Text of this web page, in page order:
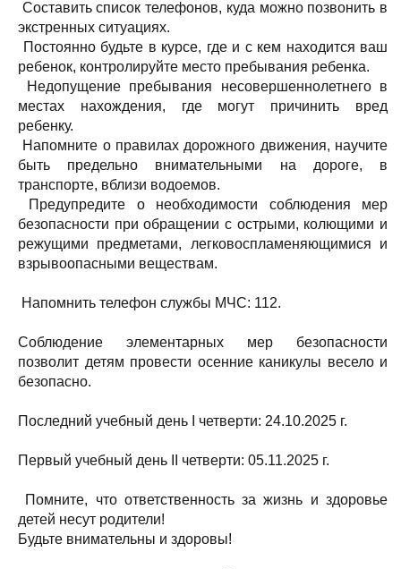
Составить список телефонов, куда можно позвонить в
экстренных ситуациях.
Постоянно будьте в курсе, где и с кем находится ваш
ребенок, контролируйте место пребывания ребенка.
Недопущение пребывания несовершеннолетнего в
местах нахождения, где могут причинить вред
ребенку.
Напомните о правилах дорожного движения, научите
быть предельно внимательными на дороге, в
транспорте, вблизи водоемов.
Предупредите о необходимости соблюдения мер
безопасности при обращении с острыми, колющими и
режущими предметами, легковоспламеняющимися и
взрывоопасными веществам.
Напомнить телефон службы МЧС: 112.
Соблюдение элементарных мер безопасности
позволит детям провести осенние каникулы весело и
безопасно.
Последний учебный день I четверти: 24.10.2025 г.
Первый учебный день II четверти: 05.11.2025 г.
Помните, что ответственность за жизнь и здоровье
детей несут родители!
Будьте внимательны и здоровы!